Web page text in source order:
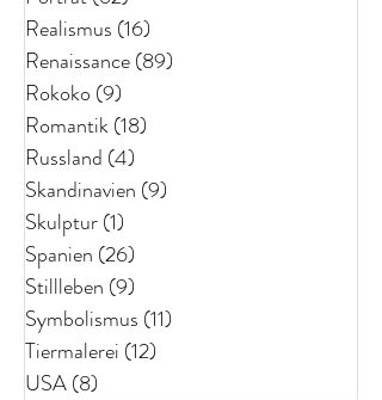
Realismus (16)
Renaissance(89)
Rokoko (9)
Romantik(18)
Russland (4)
Skandinavien (9)
Skulptur(1)
Spanien (26)
Stillleben (9)
Symbolismus (11)
Tiermalerei (12)
USA(8)